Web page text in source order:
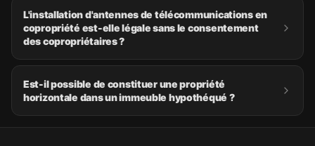
L'installation d'antennes de télécommunications en
copropriété est-elle légale sans le consentement
des copropriétaires ?
Est-il possible de constituer une propriété
horizontale dans un immeuble hypothéqué ?